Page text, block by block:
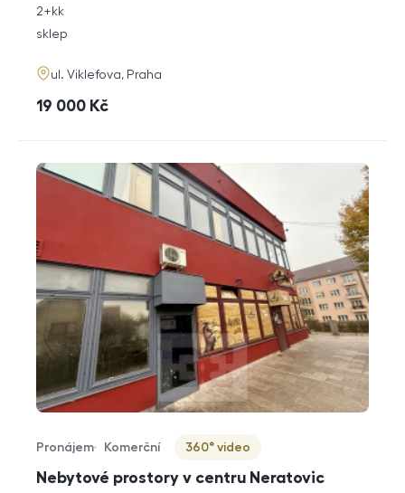
rozměry
dispozice
2+kk
funkce
sklep
adresa
ul. Viklefova, Praha
cena
19 000 Kč
Nebytové prostory v centru Neratovic
Typ nabídky
Pronájem
Typ nemovitosti
Komerční
Virtuální prohlídka
360° video